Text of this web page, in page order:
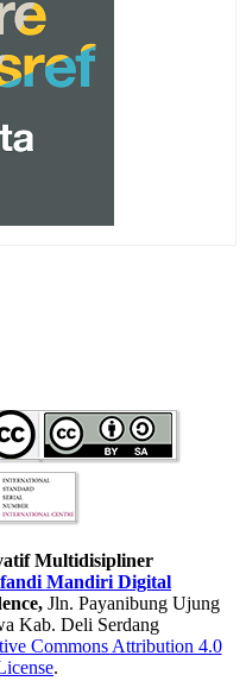
Multidisipliner
Mandiri Digital
Jln. Payanibung Ujung
Kab. Deli Serdang
Commons Attribution 4.0
.